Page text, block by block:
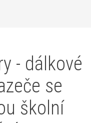
- dálkové
se
školní